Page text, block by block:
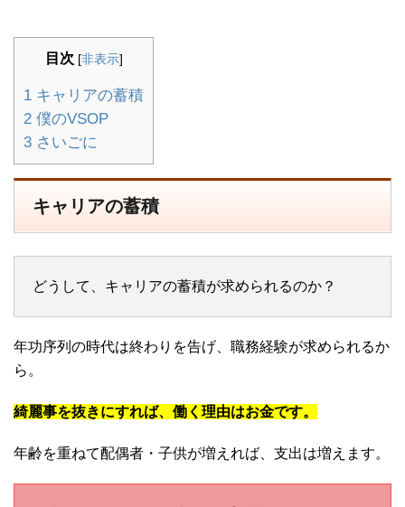
目次 [非表示]
1 キャリアの蓄積
2 僕のVSOP
3 さいごに
キャリアの蓄積
どうして、キャリアの蓄積が求められるのか？
年功序列の時代は終わりを告げ、職務経験が求められるか
ら。
綺麗事を抜きにすれば、働く理由はお金です。
年齢を重ねて配偶者・子供が増えれば、支出は増えます。